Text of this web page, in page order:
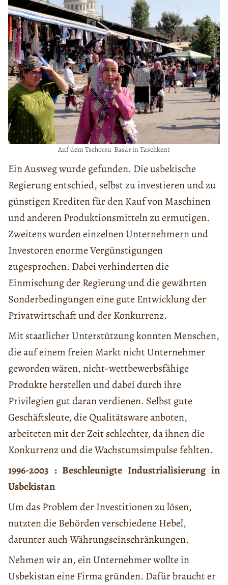
Auf dem Tschorsu-Basar in Taschkent
Ein Ausweg wurde gefunden. Die usbekische
Regierung entschied, selbst zu investieren und zu
günstigen Krediten für den Kauf von Maschinen
und anderen Produktionsmitteln zu ermutigen.
Zweitens wurden einzelnen Unternehmern und
Investoren enorme Vergünstigungen
zugesprochen. Dabei verhinderten die
Einmischung der Regierung und die gewährten
Sonderbedingungen eine gute Entwicklung der
Privatwirtschaft und der Konkurrenz.
Mit staatlicher Unterstützung konnten Menschen,
die auf einem freien Markt nicht Unternehmer
geworden wären, nicht-wettbewerbsfähige
Produkte herstellen und dabei durch ihre
Privilegien gut daran verdienen. Selbst gute
Geschäftsleute, die Qualitätsware anboten,
arbeiteten mit der Zeit schlechter, da ihnen die
Konkurrenz und die Wachstumsimpulse fehlten.
1996-2003 : Beschleunigte Industrialisierung in
Usbekistan
Um das Problem der Investitionen zu lösen,
nutzten die Behörden verschiedene Hebel,
darunter auch Währungseinschränkungen.
Nehmen wir an, ein Unternehmer wollte in
Usbekistan eine Firma gründen. Dafür braucht er